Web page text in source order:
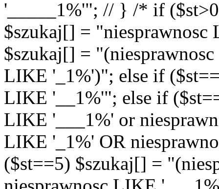
'_____1%'"; // } /* if
$szukaj[] =
$szukaj[] =
LIKE '_1%')"; else if
LIKE '__1%'"; else if
LIKE '___1%' or
LIKE '_1%' OR
($st==5) $szukaj[] =